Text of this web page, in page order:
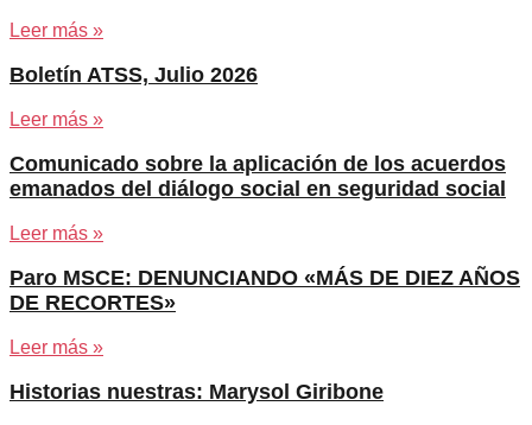
Leer más »
Boletín ATSS, Julio 2026
Leer más »
Comunicado sobre la aplicación de los acuerdos
emanados del diálogo social en seguridad social
Leer más »
Paro MSCE: DENUNCIANDO «MÁS DE DIEZ AÑOS
DE RECORTES»
Leer más »
Historias nuestras: Marysol Giribone